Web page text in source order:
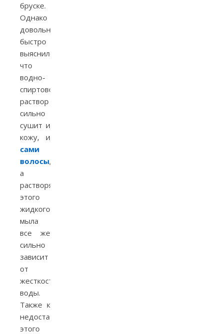
бруске.
Однако
довольно
быстро
выяснилось,
что
водно-
спиртовой
раствор
сильно
сушит и
кожу, и
сами
волосы,
а
растворяемость
этого
жидкого
мыла
все же
сильно
зависит
от
жесткости
воды.
Также к
недостаткам
этого